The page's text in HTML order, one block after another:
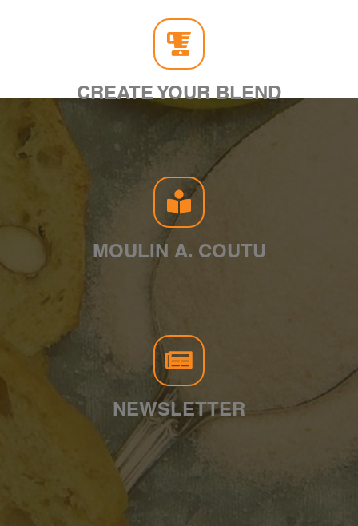
CREATE YOUR BLEND
MOULIN A. COUTU
NEWSLETTER